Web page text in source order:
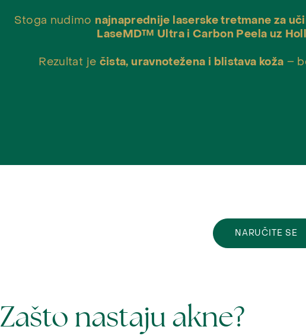
Stoga nudimo najnaprednije laserske tretmane za
LaseMD™ Ultra i Carbon Peela uz
Rezultat je čista, uravnotežena i blistava koža –
NARUČITE SE
Zašto nastaju akne?